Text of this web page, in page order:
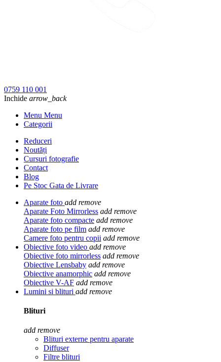
0759 110 001
Inchide arrow_back
Menu Menu
Categorii
Reduceri
Noutăți
Cursuri fotografie
Contact
Blog
Pe Stoc Gata de Livrare
Aparate foto add remove
Aparate Foto Mirrorless add remove
Aparate foto compacte add remove
Aparate foto pe film add remove
Camere foto pentru copii add remove
Obiective foto video add remove
Obiective foto mirrorless add remove
Obiective Lensbaby add remove
Obiective anamorphic add remove
Obiective V-AF add remove
Lumini si blituri add remove
Blituri
add remove
Blituri externe pentru aparate
Diffuser
Filtre blituri